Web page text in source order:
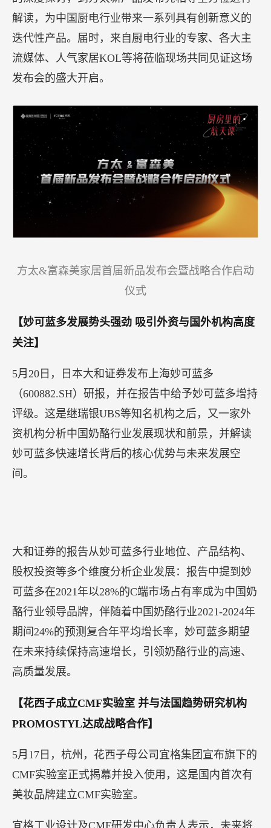
【方太厨电新品震撼来袭，带您体验厨房里的航天
课】
5月28日，方太携手富森美家居集团首届新品发布会
以“厨房里的航天课”为主题，从双方未来业务合作
的深度探讨，到方太新产品发布亮相等全方位进行
解读，为中国厨电行业带来一系列具有创新意义的
迭代性产品。届时，来自厨电行业的专家、各大主
流媒体、人气家居KOL等将莅临现场共同见证这场
发布会的盛大开启。
方太&富森美家居首届新品发布会暨战略合作启动
仪式
【妙可蓝多发展势头强劲 吸引外资与国外机构高度
关注】
评级。这是继瑞银UBS等知名机构之后，又一家外
资机构分析中国奶酪行业发展现状和前景，并解读
妙可蓝多快速增长背后的核心优势与未来发展空
间。
股权投资等多个维度分析企业发展：报告中提到妙
可蓝多在2021年以28%的C端市场占有率成为中国奶
酪行业领导品牌，伴随着中国奶酪行业2021-2024年
期间24%的预测复合年平均增长率，妙可蓝多期望
在未来持续保持高速增长，引领奶酪行业的高速、